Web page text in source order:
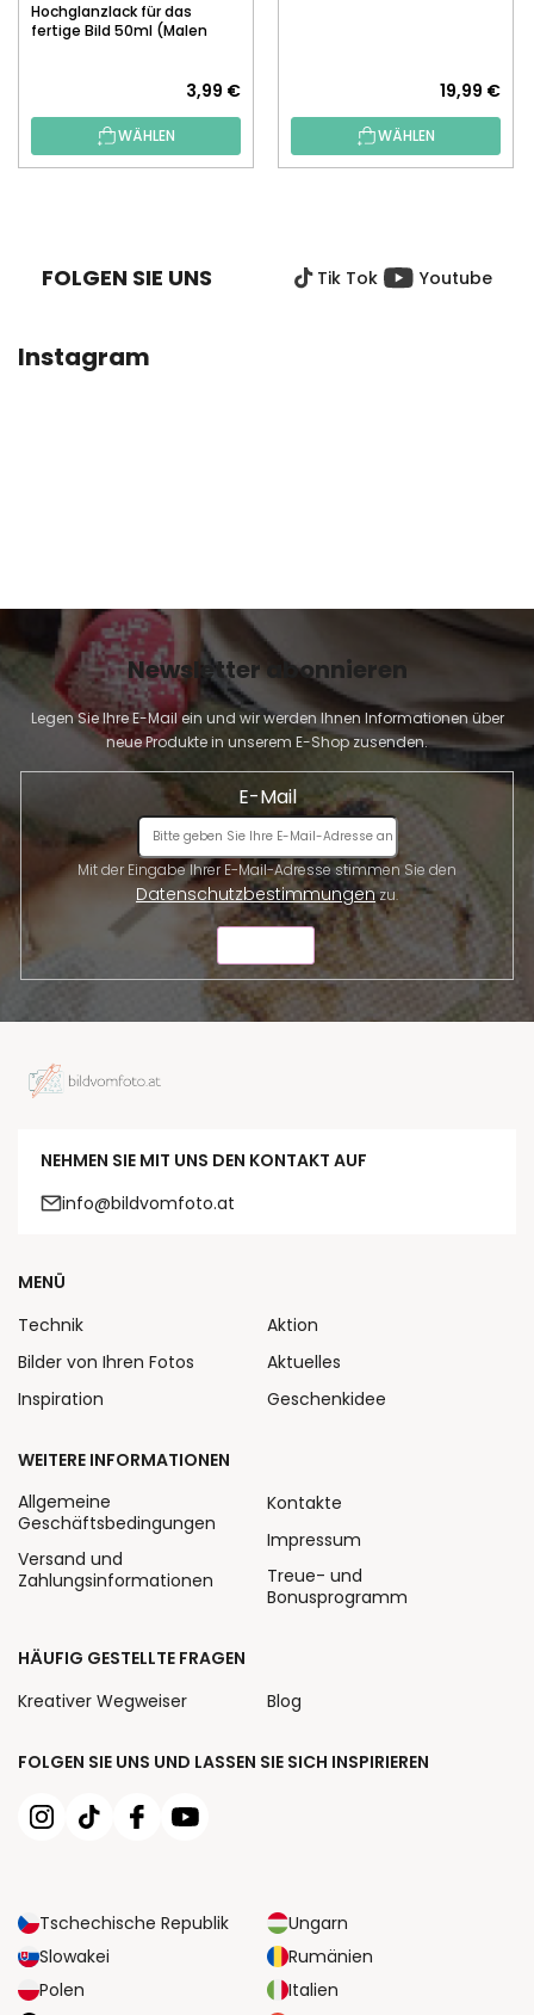
Hochglanzlack für das
fertige Bild 50ml (Malen
3,99 €
WÄHLEN
19,99 €
WÄHLEN
FOLGEN SIE UNS Tik Tok Youtube
Instagram
Newsletter abonnieren
Legen Sie Ihre E-Mail ein und wir werden Ihnen Informationen über
neue Produkte in unserem E-Shop zusenden.
E-Mail
Datenschutzbestimmungenzu.
NEHMEN SIE MIT UNS DEN KONTAKT AUF
info@bildvomfoto.at
FOLGEN SIE UNS UND LASSEN SIE SICH INSPIRIEREN
Tschechische Republik
Ungarn
Slowakei
Rumänien
Polen
Italien
MENÜ
Technik
Bilder von Ihren Fotos
Inspiration
Aktion
Aktuelles
Geschenkidee
WEITERE INFORMATIONEN
Allgemeine
Geschäftsbedingungen
Versand und
Zahlungsinformationen
Kontakte
Impressum
Treue- und
Bonusprogramm
HÄUFIG GESTELLTE FRAGEN
Kreativer Wegweiser
Blog